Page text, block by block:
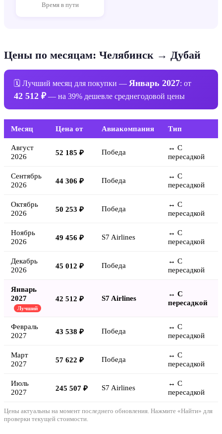
Время в пути
Цены по месяцам: Челябинск → Дубай
🗓 Лучший месяц для покупки — Январь 2027: от
42 512 ₽— на 39% дешевле среднегодовой цены
Месяц Цена от Авиакомпания Тип
Август
2026
52 185 ₽ Победа
↔ С
пересадкой
Сентябрь
2026
44 306 ₽ Победа
↔ С
пересадкой
Октябрь
2026
50 253 ₽ Победа
↔ С
пересадкой
Ноябрь
2026
49 456 ₽ S7 Airlines
↔ С
пересадкой
Декабрь
2026
45 012 ₽ Победа
↔ С
пересадкой
Январь
2027
Лучший
42 512 ₽ S7 Airlines
↔ С
пересадкой
Февраль
2027
43 538 ₽ Победа
↔ С
пересадкой
Март
2027
57 622 ₽ Победа
↔ С
пересадкой
Июль
2027
245 507 ₽ S7 Airlines
↔ С
пересадкой
Цены актуальны на момент последнего обновления. Нажмите «Найти» для
проверки текущей стоимости.